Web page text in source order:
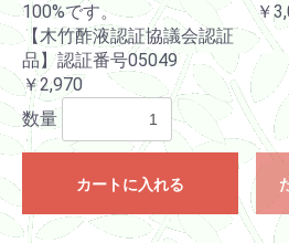
100%です。
【木竹酢液認証協議会認証
品】認証番号05049
￥2,970
数量
カートに入れる
￥